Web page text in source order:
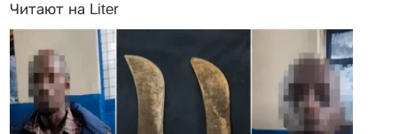
Читают на Liter